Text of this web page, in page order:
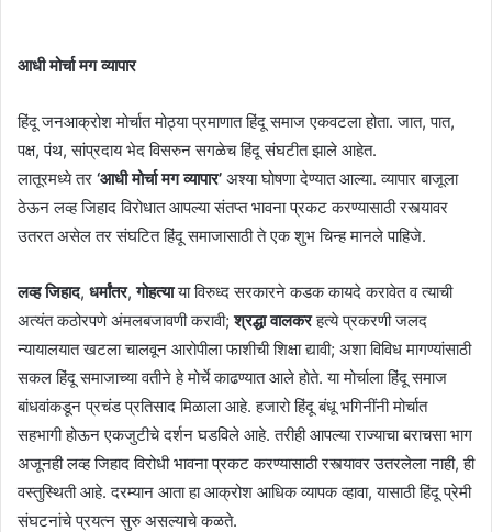
आधी मोर्चा मग व्यापार
हिंदू जनआक्रोश मोर्चात मोठ्या प्रमाणात हिंदू समाज एकवटला होता. जात, पात,
पक्ष, पंथ, सांप्रदाय भेद विसरुन सगळेच हिंदू संघटीत झाले आहेत.
लातूरमध्ये तर ‘आधी मोर्चा मग व्यापार’ अश्या घोषणा देण्यात आल्या. व्यापार बाजूला
ठेऊन लव्ह जिहाद विरोधात आपल्या संतप्त भावना प्रकट करण्यासाठी रस्त्यावर
उतरत असेल तर संघटित हिंदू समाजासाठी ते एक शुभ चिन्ह मानले पाहिजे.
लव्ह जिहाद, धर्मांतर,गोहत्याया विरुध्द सरकारने कडक कायदे करावेत व त्याची
अत्यंत कठोरपणे अंमलबजावणी करावी;श्रद्धा वालकरहत्ये प्रकरणी जलद
न्यायालयात खटला चालवून आरोपीला फाशीची शिक्षा द्यावी; अशा विविध मागण्यांसाठी
सकल हिंदू समाजाच्या वतीने हे मोर्चे काढण्यात आले होते. या मोर्चाला हिंदू समाज
बांधवांकडून प्रचंड प्रतिसाद मिळाला आहे. हजारो हिंदू बंधू भगिनींनी मोर्चात
सहभागी होऊन एकजुटीचे दर्शन घडविले आहे. तरीही आपल्या राज्याचा बराचसा भाग
अजूनही लव्ह जिहाद विरोधी भावना प्रकट करण्यासाठी रस्त्यावर उतरलेला नाही, ही
वस्तुस्थिती आहे. दरम्यान आता हा आक्रोश आधिक व्यापक व्हावा, यासाठी हिंदू प्रेमी
संघटनांचे प्रयत्न सुरु असल्याचे कळते.